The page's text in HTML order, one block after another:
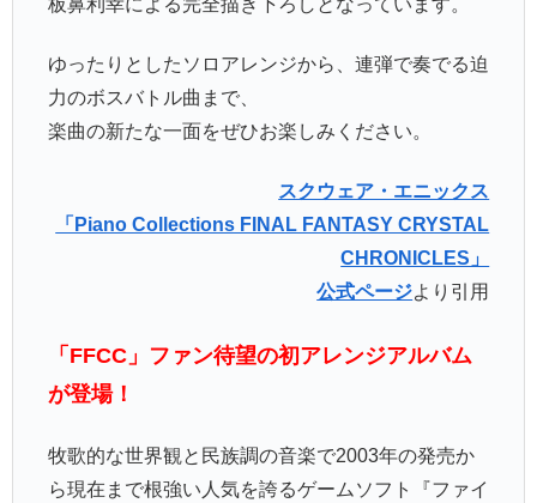
ゆったりとしたソロアレンジから、連弾で奏でる迫
力のボスバトル曲まで、
楽曲の新たな一面をぜひお楽しみください。
スクウェア・エニックス
「Piano Collections FINAL FANTASY CRYSTAL
CHRONICLES」
公式ページより引用
「FFCC」ファン待望の初アレンジアルバム
が登場！
牧歌的な世界観と民族調の音楽で2003年の発売か
ら現在まで根強い人気を誇るゲームソフト『ファイ